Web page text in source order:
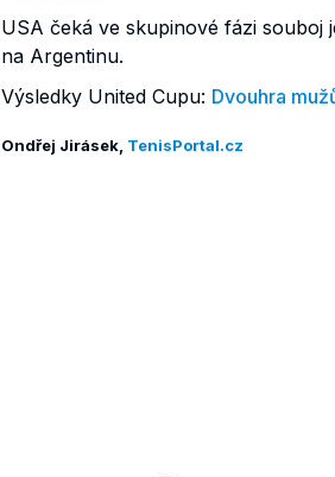
USA čeká ve skupinové fázi souboj
na Argentinu.
Výsledky United Cupu: Dvouhra
Ondřej Jirásek, TenisPortal.cz